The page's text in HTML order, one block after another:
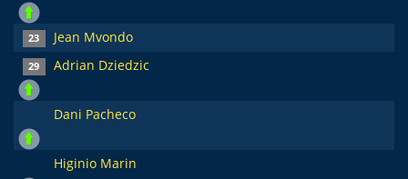
23 Jean Mvondo
29 Adrian Dziedzic
Dani Pacheco
Higinio Marin